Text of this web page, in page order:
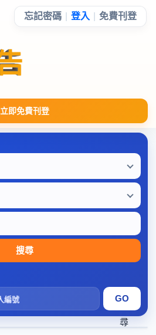
立即免費刊登
忘記密碼 登入 免費刊登
搜尋
搜
尋
1
2
3
4
5
6